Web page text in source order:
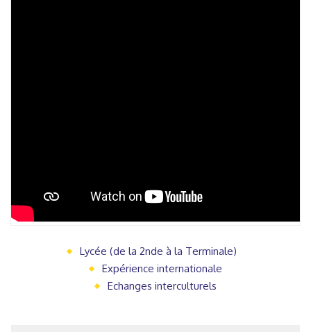
Lycée (de la 2nde à la Terminale)
Expérience internationale
Echanges interculturels